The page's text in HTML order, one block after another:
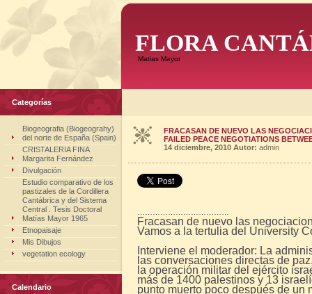
FLORA
Matias Mayor
Categorías
Biogeografia (Biogeograhy)
del norte de España (Spain)
CRISTALERIA FINA
Margarita Fernández
Divulgación
Estudio comparativo de los
pastizales de la Cordillera
Cantábrica y del Sistema
Central . Tesis Doctoral
Matías Mayor 1965
Etnopaisaje
Mis Dibujos
vegetation ecology
Calendario
FRACASAN DE NUEVO LAS
FAILED PEACE NEGOTIATIONS
14 diciembre, 2010 Autor: admin
Fracasan de nuevo las
Vamos a la tertulia del University
Interviene el moderador: La
las conversaciones directas de
la operación militar del ejército
más de 1400 palestinos y 13
punto muerto poco después de un